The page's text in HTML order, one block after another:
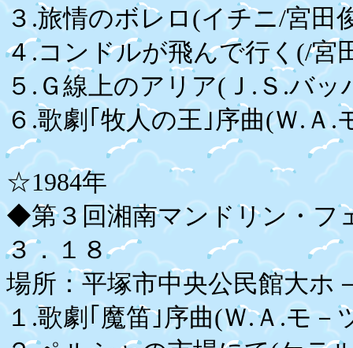
３.旅情のボレロ(イチニ/宮
４.コンドルが飛んで行く(/宮
５.Ｇ線上のアリア(Ｊ.Ｓ.バッ
６.歌劇｢牧人の王｣序曲(Ｗ.Ａ
☆1984年
◆第３回湘南マンドリン・フ
３．１８
場所：平塚市中央公民館大ホ
１.歌劇｢魔笛｣序曲(Ｗ.Ａ.